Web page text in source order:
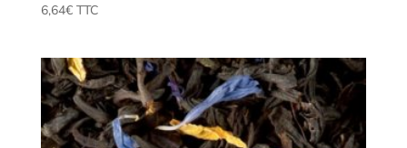
Note
5.00
6,64€ TTC